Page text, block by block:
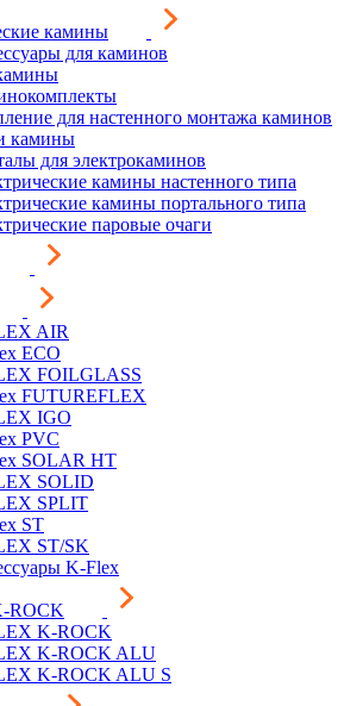
камины
для каминов
для настенного монтажа каминов
камины
для электрокаминов
камины настенного типа
камины портального типа
паровые очаги
AIR
ECO
FOILGLASS
FUTUREFLEX
IGO
PVC
SOLAR HT
SOLID
SPLIT
ST
ST/SK
K-Flex
ROCK
K-ROCK
K-ROCK ALU
K-ROCK ALU S